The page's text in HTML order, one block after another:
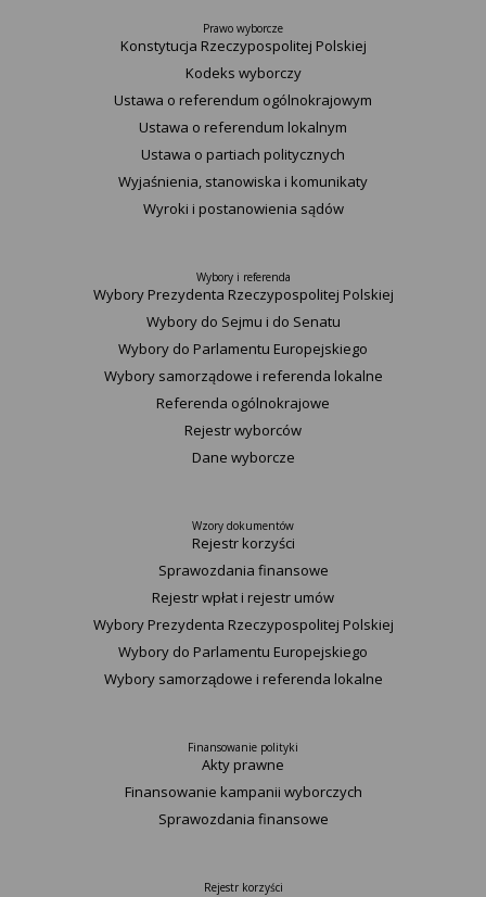
Prawo wyborcze
Konstytucja Rzeczypospolitej Polskiej​
Kodeks wyborczy
Ustawa o referendum ogólnokrajowym
Ustawa o referendum lokalnym
Ustawa o partiach politycznych
Wyjaśnienia, stanowiska i komunikaty
Wyroki i postanowienia sądów
Wybory i referenda
Wybory Prezydenta Rzeczypospolitej Polskiej
Wybory do Sejmu i do Senatu
Wybory do Parlamentu Europejskiego
Wybory samorządowe i referenda lokalne
Referenda ogólnokrajowe
Rejestr wyborców
Dane wyborcze
Wzory dokumentów
Rejestr korzyści
Sprawozdania finansowe
Rejestr wpłat i rejestr umów
Wybory Prezydenta Rzeczypospolitej Polskiej
Wybory do Parlamentu Europejskiego
Wybory samorządowe i referenda lokalne
Finansowanie polityki
Akty prawne
Finansowanie kampanii wyborczych
Sprawozdania finansowe
Rejestr korzyści